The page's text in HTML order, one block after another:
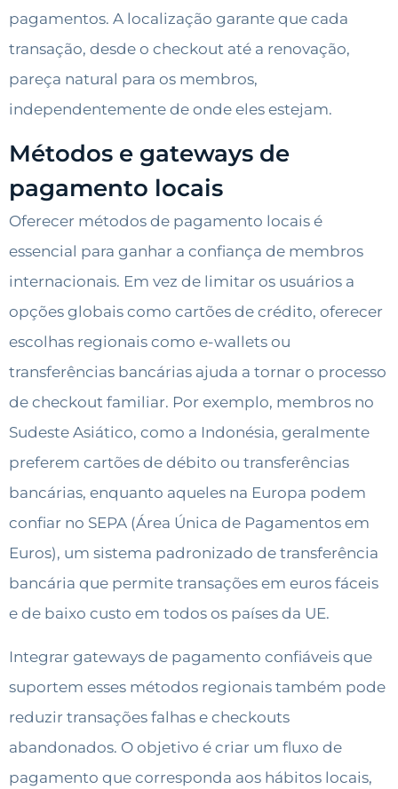
pagamentos. A localização garante que cada
transação, desde o checkout até a renovação,
pareça natural para os membros,
independentemente de onde eles estejam.
Métodos e gateways de
pagamento locais
Oferecer métodos de pagamento locais é
essencial para ganhar a confiança de membros
internacionais. Em vez de limitar os usuários a
opções globais como cartões de crédito, oferecer
escolhas regionais como e-wallets ou
transferências bancárias ajuda a tornar o processo
de checkout familiar. Por exemplo, membros no
Sudeste Asiático, como a Indonésia, geralmente
preferem cartões de débito ou transferências
bancárias, enquanto aqueles na Europa podem
confiar no SEPA (Área Única de Pagamentos em
Euros), um sistema padronizado de transferência
bancária que permite transações em euros fáceis
e de baixo custo em todos os países da UE.
Integrar gateways de pagamento confiáveis que
suportem esses métodos regionais também pode
reduzir transações falhas e checkouts
abandonados. O objetivo é criar um fluxo de
pagamento que corresponda aos hábitos locais,